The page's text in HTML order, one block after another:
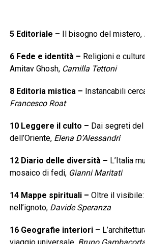
5 Editoriale – Il bisogno del mistero,
6 Fede e identità– Religioni e
Amitav Ghosh, Camilla Tettoni
8 Editoria mistica– Instancabili
Francesco Roat
10 Leggere il culto – Dai segreti
dell’Oriente, Elena D’Alessandri
12 Diario delle diversità– L’Italia
mosaico di fedi, Gianni Maritati
14 Mappe spirituali– Oltre il
nell’ignoto, Davide Speranza
16 Geografie interiori–